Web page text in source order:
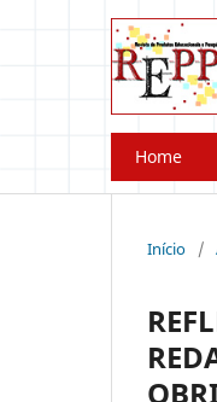
Home
Início /